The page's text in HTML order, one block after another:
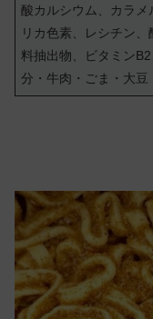
酸カルシウム、カラ
リカ色素、レシチン
料抽出物、ビタミン
分・牛肉・ごま・大豆